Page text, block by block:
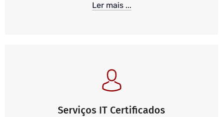
Ler mais ...
Serviços IT Certificados